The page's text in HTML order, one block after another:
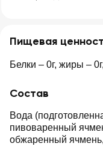
Пищевая
Белки – 0г, жиры –
Состав
Вода
пивоваренный
обжаренный